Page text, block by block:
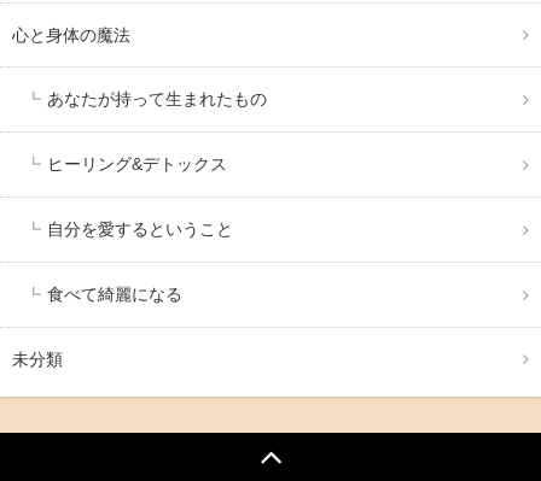
心と身体の魔法
あなたが持って生まれたもの
ヒーリング&デトックス
自分を愛するということ
食べて綺麗になる
未分類